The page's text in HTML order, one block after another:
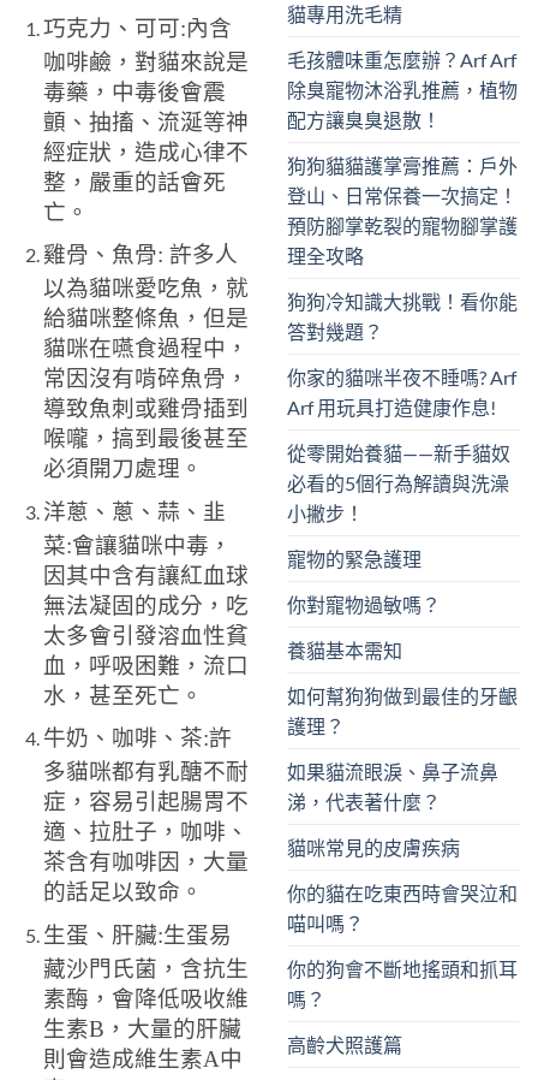
巧克力、可可:內含
咖啡鹼，對貓來說是
毒藥，中毒後會震
顫、抽搐、流涎等神
經症狀，造成心律不
整，嚴重的話會死
亡。
雞骨、魚骨: 許多人
以為貓咪愛吃魚，就
給貓咪整條魚，但是
貓咪在嚥食過程中，
常因沒有啃碎魚骨，
導致魚刺或雞骨插到
喉嚨，搞到最後甚至
必須開刀處理。
洋蔥、蔥、蒜、韭
菜:會讓貓咪中毒，
因其中含有讓紅血球
無法凝固的成分，吃
太多會引發溶血性貧
血，呼吸困難，流口
水，甚至死亡。
牛奶、咖啡、茶:許
多貓咪都有乳醣不耐
症，容易引起腸胃不
適、拉肚子，咖啡、
茶含有咖啡因，大量
的話足以致命。
生蛋、肝臟:生蛋易
藏沙門氏菌，含抗生
素酶，會降低吸收維
生素B，大量的肝臟
則會造成維生素A中
貓專用洗毛精
毛孩體味重怎麼辦？Arf Arf
除臭寵物沐浴乳推薦，植物
配方讓臭臭退散！
狗狗貓貓護掌膏推薦：戶外
登山、日常保養一次搞定！
預防腳掌乾裂的寵物腳掌護
理全攻略
狗狗冷知識大挑戰！看你能
答對幾題？
你家的貓咪半夜不睡嗎? Arf
Arf 用玩具打造健康作息!
從零開始養貓——新手貓奴
必看的5個行為解讀與洗澡
小撇步！
寵物的緊急護理
你對寵物過敏嗎？
養貓基本需知
如何幫狗狗做到最佳的牙齦
護理？
如果貓流眼淚、鼻子流鼻
涕，代表著什麼？
貓咪常見的皮膚疾病
你的貓在吃東西時會哭泣和
喵叫嗎？
你的狗會不斷地搖頭和抓耳
嗎？
高齡犬照護篇